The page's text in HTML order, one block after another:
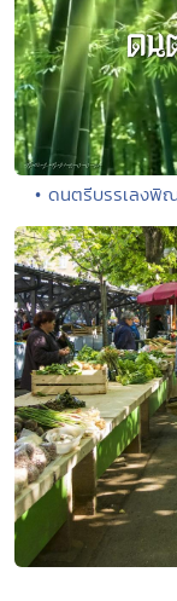
• ดนตรีบรรเลงพิ